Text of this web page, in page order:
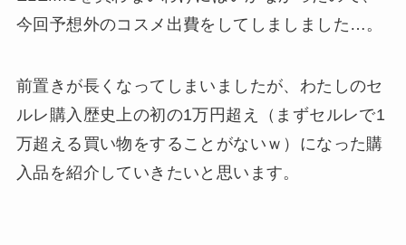
今回予想外のコスメ出費をしてしましました…。
前置きが長くなってしまいましたが、わたしのセ
ルレ購入歴史上の初の1万円超え（まずセルレで1
万超える買い物をすることがないｗ）になった購
入品を紹介していきたいと思います。